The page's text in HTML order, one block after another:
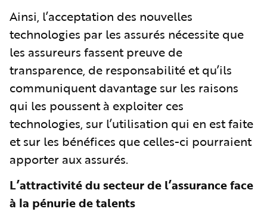
Ainsi, l’acceptation des nouvelles
technologies par les assurés nécessite que
les assureurs fassent preuve de
transparence, de responsabilité et qu’ils
communiquent davantage sur les raisons
qui les poussent à exploiter ces
technologies, sur l’utilisation qui en est faite
et sur les bénéfices que celles-ci pourraient
apporter aux assurés.
L’attractivité du secteur de l’assurance face
à la pénurie de talents